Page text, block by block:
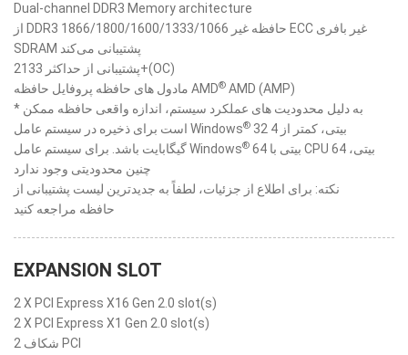
Dual-channel DDR3 Memory architecture
از DDR3 1866/1800/1600/1333/1066 حافظه غیر ECC غیر بافری
SDRAM پشتیبانی می‌کند
پشتیبانی از حداکثر 2133+(OC)
مادول های حافظه پروفایل حافظه AMD® AMD (AMP)
* به دلیل محدودیت های عملکرد سیستم، اندازه واقعی حافظه ممکن
است برای ذخیره در سیستم عامل Windows® 32 بیتی، کمتر از 4
گیگابایت باشد. برای سیستم عامل Windows® 64 بیتی با CPU 64 بیتی،
چنین محدودیتی وجود ندارد
نکته: برای اطلاع از جزئیات، لطفاً به جدیدترین لیست پشتیبانی از
حافظه مراجعه کنید
EXPANSION SLOT
2 X PCI Express X16 Gen 2.0 slot(s)
2 X PCI Express X1 Gen 2.0 slot(s)
2 شکاف PCI